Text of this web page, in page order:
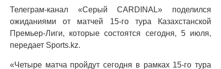
Телеграм-канал «Серый CARDINAL» поделился
ожиданиями от матчей 15-го тура Казахстанской
Премьер-Лиги, которые состоятся сегодня, 5 июля,
передает Sports.kz.
«Четыре матча пройдут сегодня в рамках 15-го тура